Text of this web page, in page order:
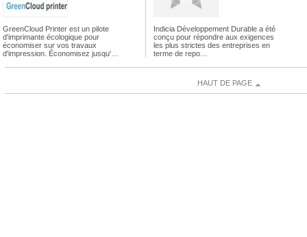
GreenCloud Printer est un pilote
d'imprimante écologique pour
économiser sur vos travaux
d'impression. Économisez jusqu'…
Indicia Développement Durable a été
conçu pour répondre aux exigences
les plus strictes des entreprises en
terme de repo…
HAUT DE PAGE